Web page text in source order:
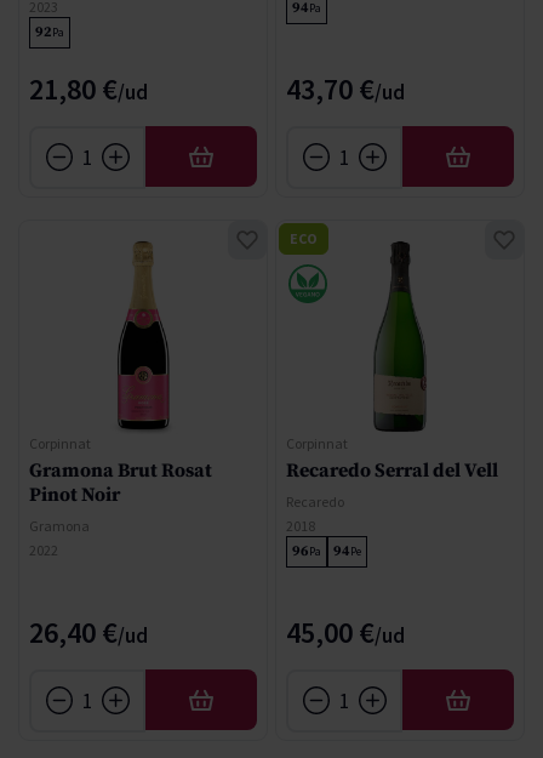
2023
92Pa
21,80 €
AFEGIR
94Pa
43,70 €
AFEGIR
Corpinnat
Gramona Brut Rosat
Pinot Noir
Gramona
2022
26,40 €
AFEGIR
Corpinnat
Recaredo Serral del Vell
Recaredo
2018
96Pa 94Pe
45,00 €
ECO
AFEGIR